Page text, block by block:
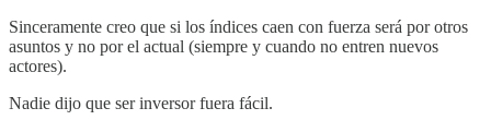
Sinceramente creo que si los índices caen con fuerza será por otros
asuntos y no por el actual (siempre y cuando no entren nuevos
actores).
Nadie dijo que ser inversor fuera fácil.